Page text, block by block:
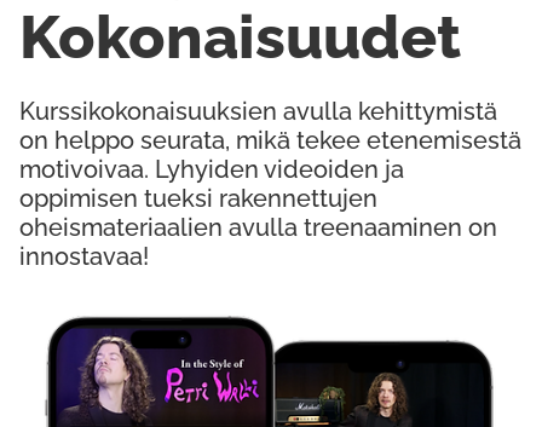
Kurssikokonaisuuksien avulla kehittymistä
on helppo seurata, mikä tekee etenemisestä
motivoivaa. Lyhyiden videoiden ja
oppimisen tueksi rakennettujen
oheismateriaalien avulla treenaaminen on
innostavaa!
Kokonaisuudet